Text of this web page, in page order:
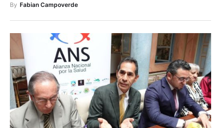
By Fabian Campoverde